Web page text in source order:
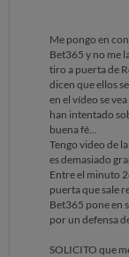
Me pongo en
Bet365 y no me
tiro a puerta de
dicen que ellos
en el vídeo se
han intentado
buena fé...
Tengo video de
es demasiado
Entre el minuto
puerta que sale
Bet365 pone en
por un defensa
SOLICITO que